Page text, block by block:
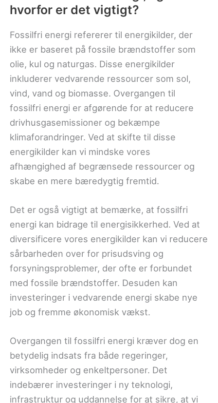
hvorfor er det vigtigt?
Fossilfri energi refererer til energikilder, der
ikke er baseret på fossile brændstoffer som
olie, kul og naturgas. Disse energikilder
inkluderer vedvarende ressourcer som sol,
vind, vand og biomasse. Overgangen til
fossilfri energi er afgørende for at reducere
drivhusgasemissioner og bekæmpe
klimaforandringer. Ved at skifte til disse
energikilder kan vi mindske vores
afhængighed af begrænsede ressourcer og
skabe en mere bæredygtig fremtid.
Det er også vigtigt at bemærke, at fossilfri
energi kan bidrage til energisikkerhed. Ved at
diversificere vores energikilder kan vi reducere
sårbarheden over for prisudsving og
forsyningsproblemer, der ofte er forbundet
med fossile brændstoffer. Desuden kan
investeringer i vedvarende energi skabe nye
job og fremme økonomisk vækst.
Overgangen til fossilfri energi kræver dog en
betydelig indsats fra både regeringer,
virksomheder og enkeltpersoner. Det
indebærer investeringer i ny teknologi,
infrastruktur og uddannelse for at sikre, at vi